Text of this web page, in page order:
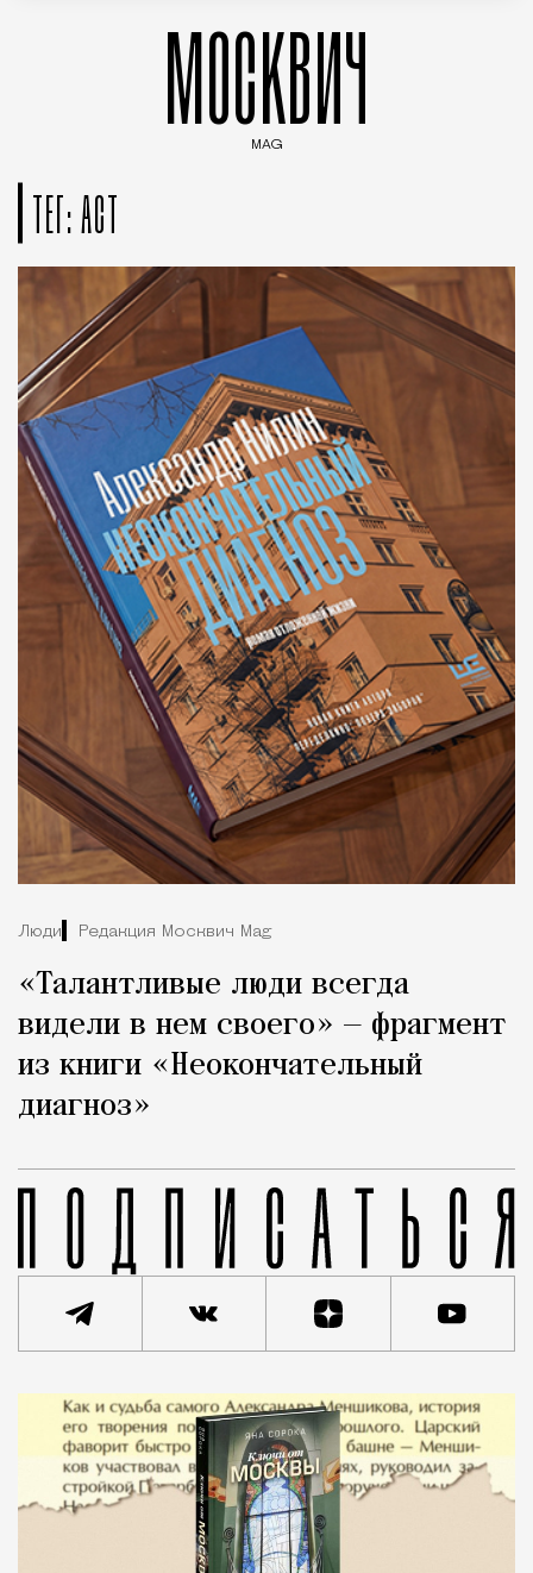
МОСКВИЧ
MAG
ТЕГ: АСТ
Люди Редакция Москвич Mag
«Талантливые люди всегда
видели в нем своего» — фрагмент
из книги «Неокончательный
диагноз»